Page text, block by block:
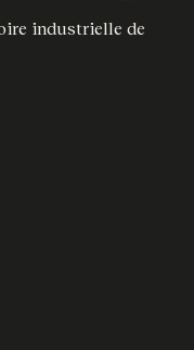
industrielle de